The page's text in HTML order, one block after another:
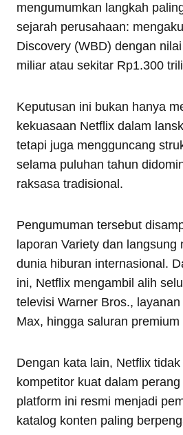
mengumumkan langkah
sejarah perusahaan:
Discovery (WBD) dengan
miliar atau sekitar Rp1.300
Keputusan ini bukan hanya
kekuasaan Netflix dalam
tetapi juga mengguncang
selama puluhan tahun
raksasa tradisional.
Pengumuman tersebut
laporan Variety dan langsung
dunia hiburan internasional.
ini, Netflix mengambil alih
televisi Warner Bros.,
Max, hingga saluran premium
Dengan kata lain, Netflix
kompetitor kuat dalam
platform ini resmi menjadi
katalog konten paling